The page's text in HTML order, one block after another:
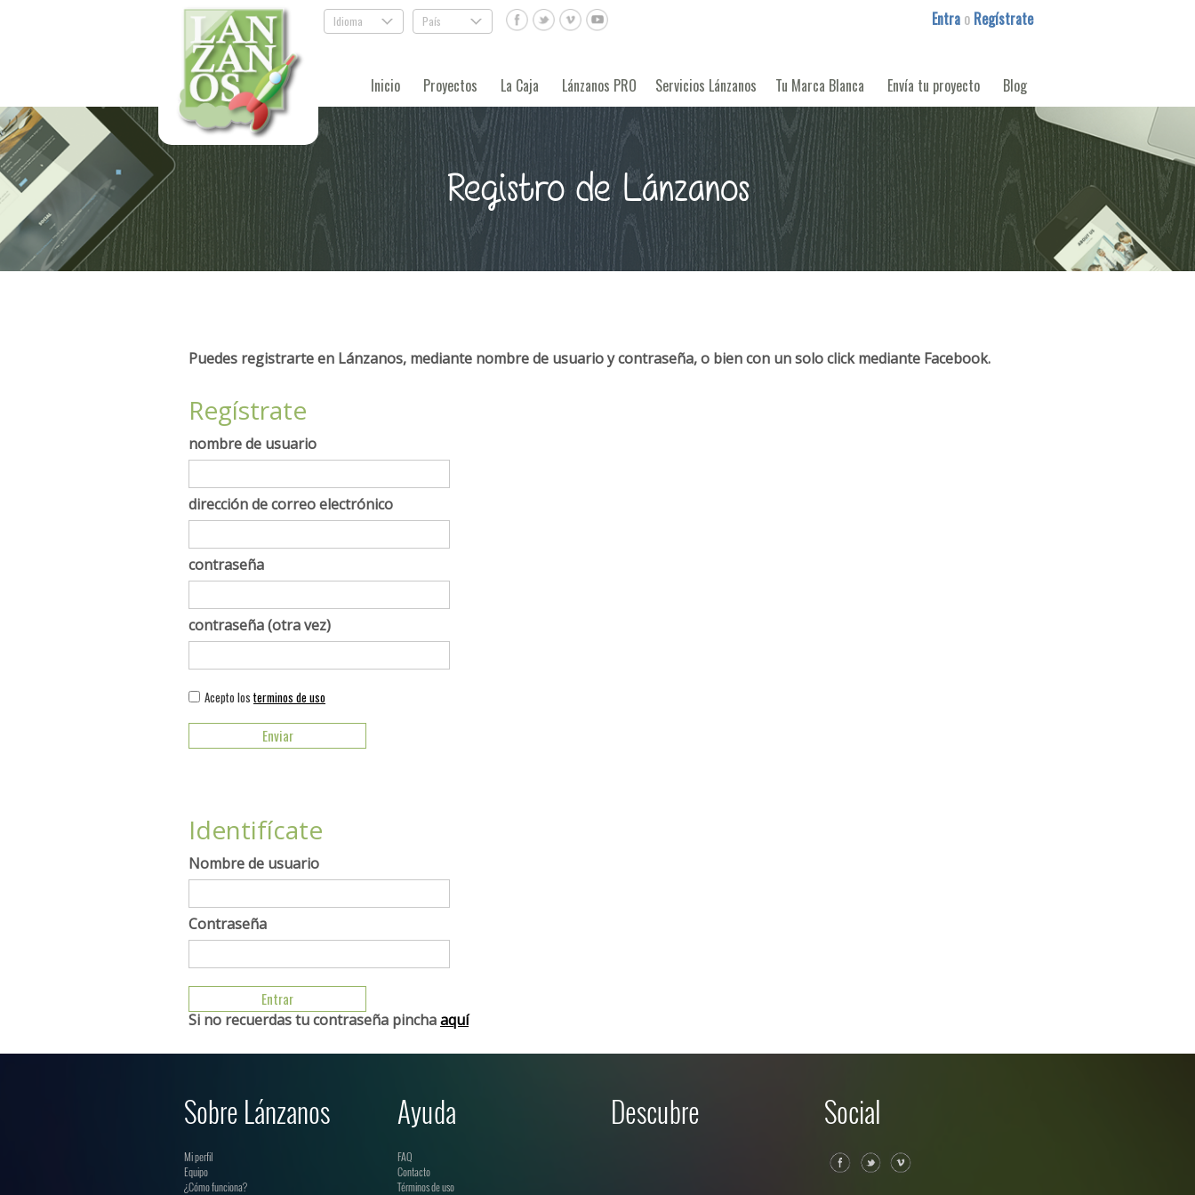
Idioma . País . Entra o Regístrate
Inicio Proyectos La Caja Lánzanos PRO Servicios Lánzanos Tu Marca Blanca Envía tu proyecto Blog
Registro de Lánzanos
Puedes registrarte en Lánzanos, mediante nombre de usuario y contraseña, o bien con un solo click mediante Facebook.
Regístrate
nombre de usuario
dirección de correo electrónico
contraseña
contraseña (otra vez)
Acepto los terminos de uso
Identifícate
Nombre de usuario
Contraseña
Si no recuerdas tu contraseña pinchaaquí
Sobre Lánzanos
Mi perfil
Equipo
¿Cómo funciona?
Ayuda
FAQ
Contacto
Términos de uso
Descubre Social